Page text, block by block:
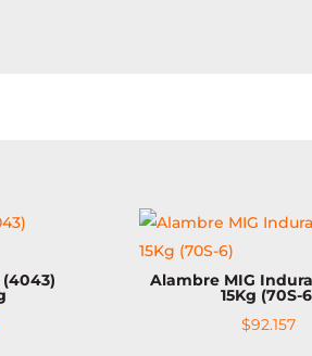
Alambre MIG
15Kg (70S-
$92.157